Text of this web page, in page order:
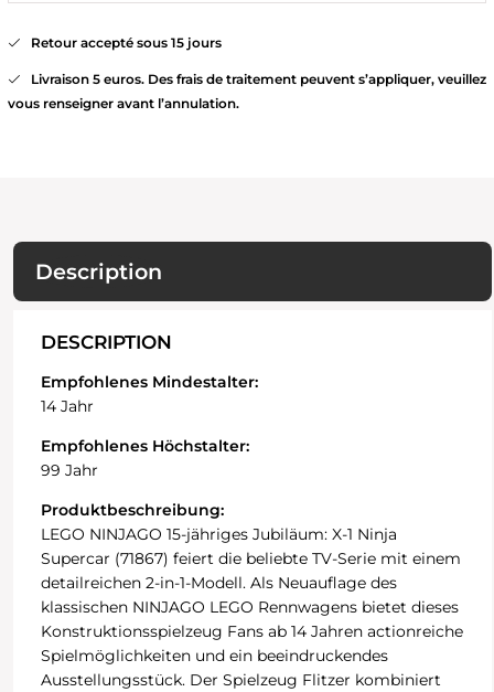
Retour accepté sous 15 jours
Livraison 5 euros. Des frais de traitement peuvent s’appliquer, veuillez
vous renseigner avant l’annulation.
Description
DESCRIPTION
Empfohlenes Mindestalter:
14 Jahr
Empfohlenes Höchstalter:
99 Jahr
Produktbeschreibung:
LEGO NINJAGO 15-jähriges Jubiläum: X-1 Ninja
Supercar (71867) feiert die beliebte TV-Serie mit einem
detailreichen 2-in-1-Modell. Als Neuauflage des
klassischen NINJAGO LEGO Rennwagens bietet dieses
Konstruktionsspielzeug Fans ab 14 Jahren actionreiche
Spielmöglichkeiten und ein beeindruckendes
Ausstellungsstück. Der Spielzeug Flitzer kombiniert